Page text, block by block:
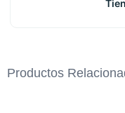
Productos